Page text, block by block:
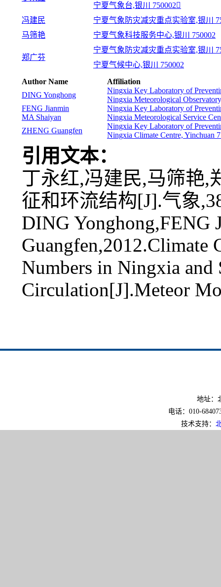
宁夏气象台,银川 750002
冯建民
宁夏气象防灾减灾重点实验室,银川
马筛艳
宁夏气象科技服务中心,银川 750002
郑广芬
宁夏气象防灾减灾重点实验室,银川
宁夏气候中心,银川 750002
Author Name
Affiliation
DING Yonghong
Ningxia Key Laboratory of
Ningxia Meteorological
FENG Jianmin
Ningxia Key Laboratory of
MA Shaiyan
Ningxia Meteorological Service
ZHENG Guangfen
Ningxia Key Laboratory of
Ningxia Climate Centre, Yinchuan
引用文本：
丁永红,冯建民,马筛艳,
征和环流结构[J].气象
DING Yonghong,FENG
Guangfen,2012.Climate
Numbers in Ningxia
Circulation[J].Meteor
地址：
电话：010-
技术支持：